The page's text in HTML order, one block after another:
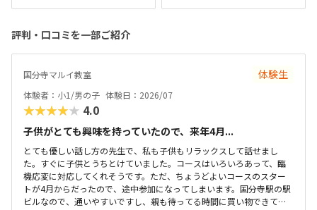
評判・口コミを一部ご紹介
国分寺マルイ教室 体験生
体験者：小1/男の子 体験日：2026/07
★★★★★ 4.0
子供がとても興味を持っていたので、来年4月...
とても優しい話し方の先生で、私も子供もリラックスして話せまし
た。すぐに子供とうちとけていました。コースはいろいろあって、臨
機応変に対応してくれそうです。ただ、ちょうどよいコースのスター
トが4月からだったので、途中参加になってしまいます。国分寺駅の駅
ビルなので、通いやすいですし、親も待ってる時間に買い物できて良